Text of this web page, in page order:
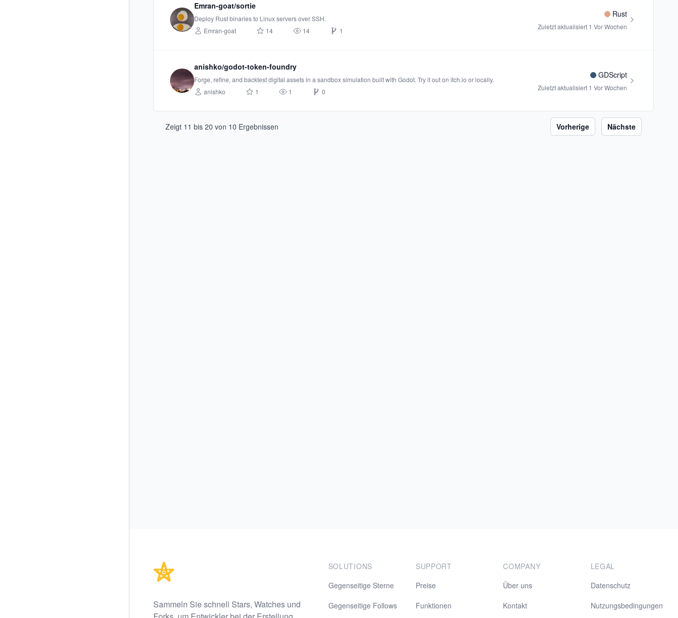
Emran-goat/sortie
Deploy Rust binaries to Linux servers over SSH.
Emran-goat
14 14 1
Rust
Zuletzt aktualisiert 1 Vor Wochen
anishko/godot-token-foundry
Forge, refine, and backtest digital assets in a sandbox simulation built with Godot. Try it out on itch.io or locally.
anishko
1 1 0
GDScript
Zuletzt aktualisiert 1 Vor Wochen
Zeigt 11 bis 20 von 10 Ergebnissen Vorherige Nächste
Sammeln Sie schnell Stars, Watches und
SOLUTIONS
Gegenseitige Sterne
Gegenseitige Follows
SUPPORT
Preise
Funktionen
COMPANY
Über uns
Kontakt
LEGAL
Datenschutz
Nutzungsbedingungen